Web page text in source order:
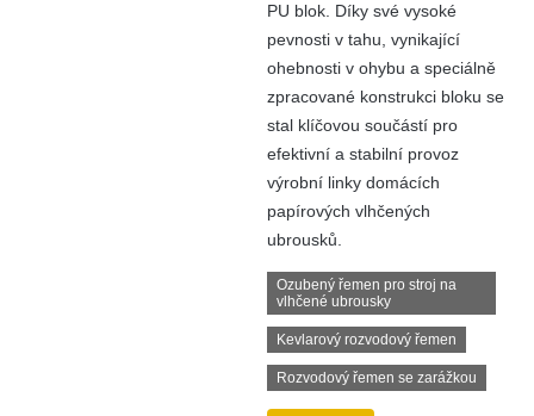
PU blok. Díky své vysoké
pevnosti v tahu, vynikající
ohebnosti v ohybu a speciálně
zpracované konstrukci bloku se
stal klíčovou součástí pro
efektivní a stabilní provoz
výrobní linky domácích
papírových vlhčených
ubrousků.
Ozubený řemen pro stroj na
vlhčené ubrousky
Kevlarový rozvodový řemen
Rozvodový řemen se zarážkou